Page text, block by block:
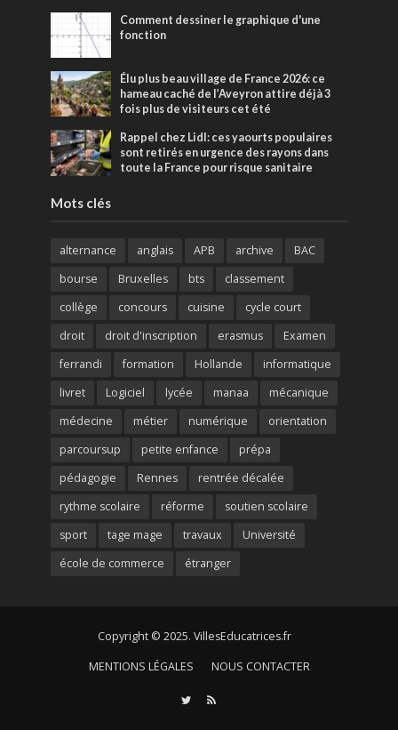
Comment dessiner le graphique d'une
fonction
Élu plus beau village de France 2026: ce
hameau caché de l’Aveyron attire déjà 3
fois plus de visiteurs cet été
Rappel chez Lidl: ces yaourts populaires
sont retirés en urgence des rayons dans
toute la France pour risque sanitaire
Mots clés
alternance anglais APB archive
BAC
bourse
Bruxelles bts
classement
collège
concours cuisine
cycle court
droit
droit d'inscription erasmus
Examen
ferrandi
formation Hollande
informatique
livret
Logiciel lycée manaa
mécanique
médecine
métier numérique
orientation
parcoursup
petite enfance
prépa
pédagogie
Rennes
rentrée décalée
rythme scolaire
réforme
soutien scolaire
sport
tage mage travaux
Université
école de commerce
étranger
Copyright © 2025. VillesEducatrices.fr
MENTIONS LÉGALES
NOUS CONTACTER